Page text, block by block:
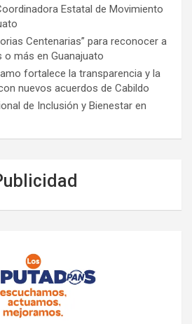
Estatal de Movimiento
Centenarias” para reconocer a
más en Guanajuato
fortalece la transparencia y la
nuevos acuerdos de Cabildo
de Inclusión y Bienestar en